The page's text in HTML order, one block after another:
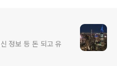
정보 등 돈 되고 유